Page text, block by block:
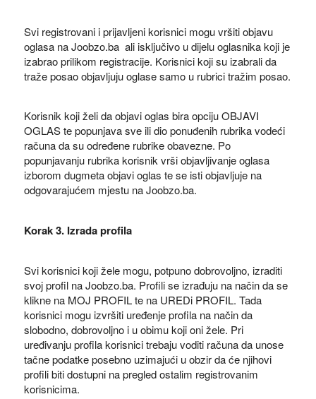
Svi registrovani i prijavljeni korisnici mogu vršiti objavu
oglasa na Joobzo.ba ali isključivo u dijelu oglasnika koji je
izabrao prilikom registracije. Korisnici koji su izabrali da
traže posao objavljuju oglase samo u rubrici tražim posao.
Korisnik koji želi da objavi oglas bira opciju OBJAVI
OGLAS te popunjava sve ili dio ponuđenih rubrika vodeći
računa da su određene rubrike obavezne. Po
popunjavanju rubrika korisnik vrši objavljivanje oglasa
izborom dugmeta objavi oglas te se isti objavljuje na
odgovarajućem mjestu na Joobzo.ba.
Korak 3. Izrada profila
Svi korisnici koji žele mogu, potpuno dobrovoljno, izraditi
svoj profil na Joobzo.ba. Profili se izrađuju na način da se
klikne na MOJ PROFIL te na UREDi PROFIL. Tada
korisnici mogu izvršiti uređenje profila na način da
slobodno, dobrovoljno i u obimu koji oni žele. Pri
uređivanju profila korisnici trebaju voditi računa da unose
tačne podatke posebno uzimajući u obzir da će njihovi
profili biti dostupni na pregled ostalim registrovanim
korisnicima.